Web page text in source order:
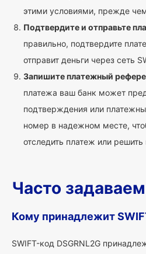
этими условиями, прежде
Подтвердите и отправьте
правильно, подтвердите
отправит деньги через сеть
Запишите платежный
платежа ваш банк может
подтверждения или
номер в надежном месте,
отследить платеж или
Часто
Кому принадлежит
SWIFT-код DSGRNL2G